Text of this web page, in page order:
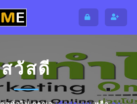
สวัสดี